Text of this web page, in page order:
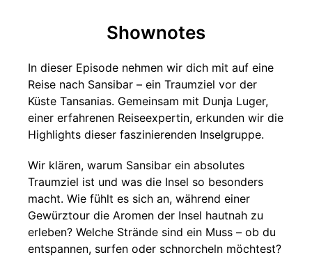
Shownotes
In dieser Episode nehmen wir dich mit auf eine
Reise nach Sansibar – ein Traumziel vor der
Küste Tansanias. Gemeinsam mit Dunja Luger,
einer erfahrenen Reiseexpertin, erkunden wir die
Highlights dieser faszinierenden Inselgruppe.
Wir klären, warum Sansibar ein absolutes
Traumziel ist und was die Insel so besonders
macht. Wie fühlt es sich an, während einer
Gewürztour die Aromen der Insel hautnah zu
erleben? Welche Strände sind ein Muss – ob du
entspannen, surfen oder schnorcheln möchtest?